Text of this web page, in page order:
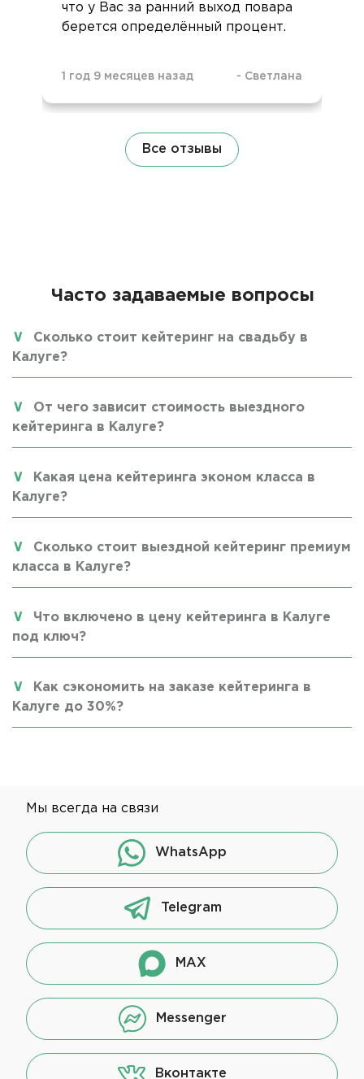
что у Вас за ранний выход повара
берется определённый процент.
1 год 9 месяцев назад - Светлана
Все отзывы
Часто задаваемые вопросы
Сколько стоит кейтеринг на свадьбу в
Калуге?
От чего зависит стоимость выездного
кейтеринга в Калуге?
Какая цена кейтеринга эконом класса в
Калуге?
Сколько стоит выездной кейтеринг премиум
класса в Калуге?
Что включено в цену кейтеринга в Калуге
под ключ?
Как сэкономить на заказе кейтеринга в
Калуге до 30%?
Мы всегда на связи
WhatsApp
Telegram
MAX
Messenger
Вконтакте